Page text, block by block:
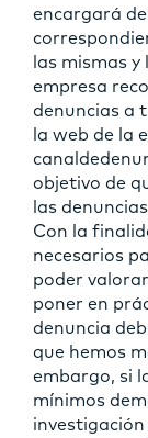
encargará
las mismas
empresa
denuncias a
la web de la
objetivo de
las
Con la
necesarios
poder
poner en
denuncia
que hemos
embargo, si
mínimos
investigación